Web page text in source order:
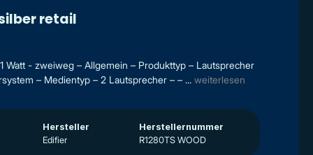
retail
- zweiweg – Allgemein – Produkttyp – Lautsprecher
– Medientyp – 2 Lautsprecher – – ... weiterlesen
Hersteller
Edifier
Herstellernummer
R1280TS WOOD